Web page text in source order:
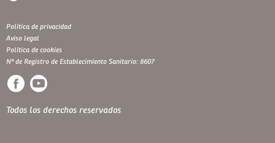
Política de privacidad
Aviso legal
Política de cookies
Nº de Registro de Establecimiento Sanitario: 8607
Todos los derechos reservados